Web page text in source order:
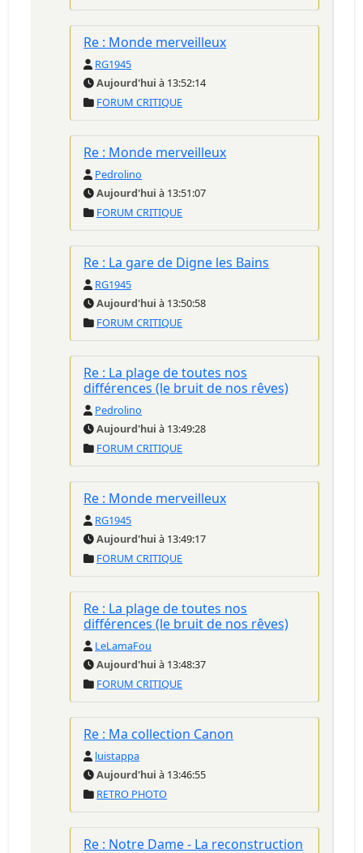
Re : Monde merveilleux
RG1945
Aujourd'hui à 13:52:14
FORUM CRITIQUE
Re : Monde merveilleux
Pedrolino
Aujourd'hui à 13:51:07
FORUM CRITIQUE
Re : La gare de Digne les Bains
RG1945
Aujourd'hui à 13:50:58
FORUM CRITIQUE
Re : La plage de toutes nos
différences (le bruit de nos rêves)
Pedrolino
Aujourd'hui à 13:49:28
FORUM CRITIQUE
Re : Monde merveilleux
RG1945
Aujourd'hui à 13:49:17
FORUM CRITIQUE
Re : La plage de toutes nos
différences (le bruit de nos rêves)
LeLamaFou
Aujourd'hui à 13:48:37
FORUM CRITIQUE
Re : Ma collection Canon
luistappa
Aujourd'hui à 13:46:55
RETRO PHOTO
Re : Notre Dame - La reconstruction